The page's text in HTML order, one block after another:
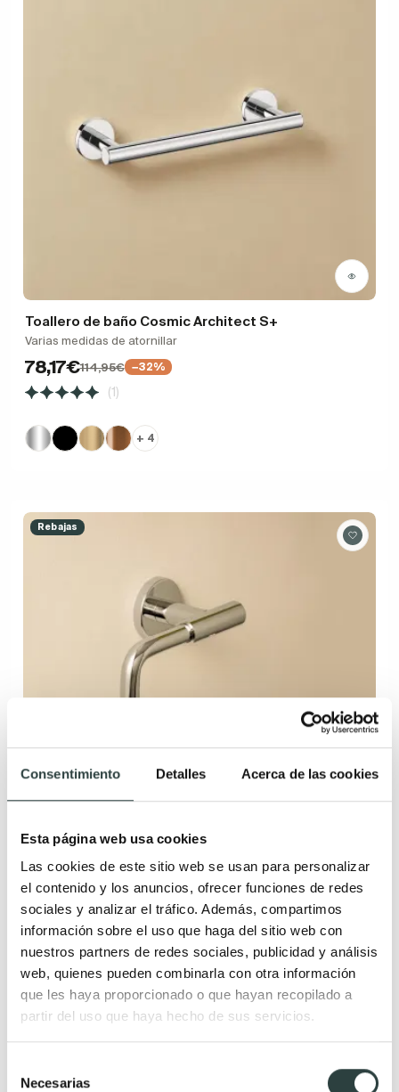
Consentimiento Detalles Acerca de las cookies
Esta página web usa cookies
Las cookies de este sitio web se usan para personalizar
el contenido y los anuncios, ofrecer funciones de redes
sociales y analizar el tráfico. Además, compartimos
información sobre el uso que haga del sitio web con
nuestros partners de redes sociales, publicidad y análisis
web, quienes pueden combinarla con otra información
que les haya proporcionado o que hayan recopilado a
partir del uso que haya hecho de sus servicios.
Necesarias
Toallero de baño Cosmic Architect S+
Varias medidas de atornillar
78,17€114,95€ −32%
(1)
+ 4
Rebajas
Toallero de baño Cosmic Architect S+
23x8x16.3cm de atornillar
74,87€110,11€ −32%
+ 4